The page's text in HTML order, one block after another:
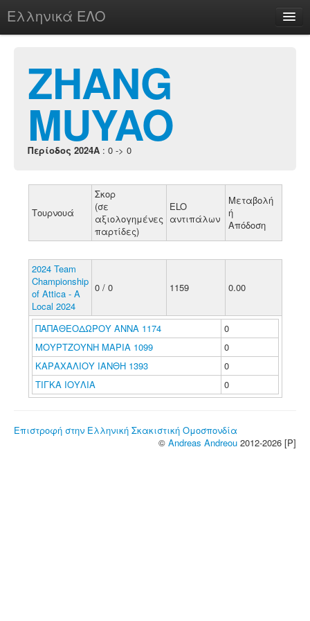
Ελληνικά ΕΛΟ
chesstu.be @ discord
Login
ZHANG
MUYAO
Περίοδος 2024A : 0 -> 0
Τουρνουά
Σκορ
(σε
αξιολογημένες
παρτίδες)
ELO
αντιπάλων
Μεταβολή
ή
Απόδοση
2024 Team
Championship
of Attica - A
Local 2024
0 / 0 1159 0.00
ΠΑΠΑΘΕΟΔΩΡΟΥ ΑΝΝΑ 1174
0
ΜΟΥΡΤΖΟΥΝΗ ΜΑΡΙΑ 1099
0
ΚΑΡΑΧΑΛΙΟΥ ΙΑΝΘΗ 1393
0
ΤΙΓΚΑ ΙΟΥΛΙΑ
0
Επιστροφή στην Ελληνική Σκακιστική Ομοσπονδία
© Andreas Andreou 2012-2026 [P]